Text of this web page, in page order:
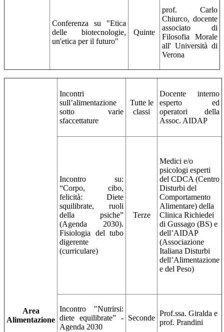
Conferenza su "Etica
delle biotecnologie,
un'etica per il futuro"
Quinte
prof. Carlo
Chiurco, docente
associato di
Filosofia Morale
all' Università di
Verona
Area
Alimentazione
Incontri
sull’alimentazione
sotto varie
sfaccettature
Tutte le
classi
Docente interno
esperto ed
operatori della
Assoc. AIDAP
Incontro su:
“Corpo, cibo,
felicità: Diete
squilibrate, ruoli
della psiche”
(Agenda 2030).
Fisiologia del tubo
digerente
(curriculare)
Terze
Medici e/o
psicologi esperti
del CDCA (Centro
Disturbi del
Comportamento
Alimentare) della
Clinica Richiedei
di Gussago (BS) e
dell’AIDAP
(Associazione
Italiana Disturbi
dell’Alimentazione
e del Peso)
Incontro "Nutrirsi:
diete equilibrate” -
Agenda 2030
Seconde
Prof.ssa. Giralda e
prof. Prandini